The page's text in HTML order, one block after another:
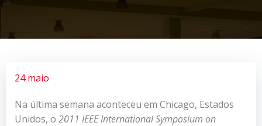
24 maio
Na última semana aconteceu em Chicago, Estados
Unidos, o 2011 IEEE International Symposium on